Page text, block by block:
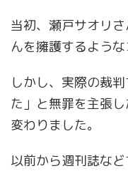
当初、瀬戸サオリ
んを擁護するような
しかし、実際の裁
た」と無罪を主張
変わりました。
以前から週刊誌など